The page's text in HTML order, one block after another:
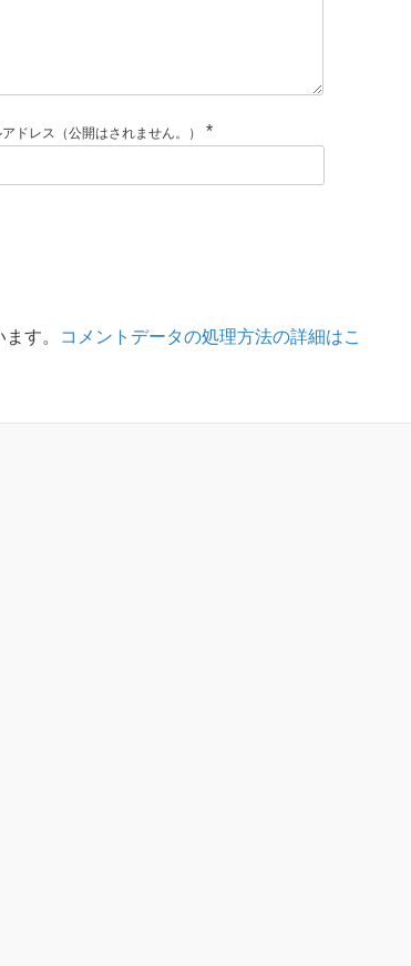
ドレス（公開はされません。） *
す。
コメントデータの処理方法の詳細はこ